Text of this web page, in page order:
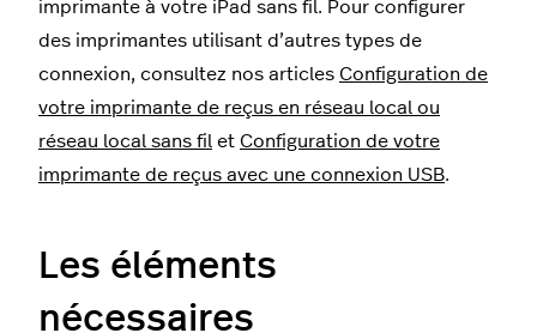
imprimante à votre iPad sans fil. Pour configurer
des imprimantes utilisant d’autres types de
connexion, consultez nos articles Configuration de
votre imprimante de reçus en réseau local ou
réseau local sans fil et Configuration de votre
imprimante de reçus avec une connexion USB.
Les éléments
nécessaires